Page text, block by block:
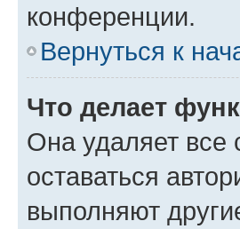
конференции.
Вернуться к
Что делает
Она удаляет все
оставаться
выполняют